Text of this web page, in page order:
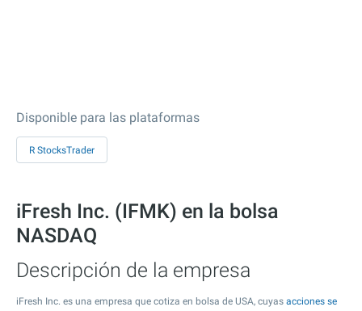
Disponible para las plataformas
R StocksTrader
iFresh Inc. (IFMK) en la bolsa
NASDAQ
Descripción de la empresa
iFresh Inc. es una empresa que cotiza en bolsa de USA, cuyas acciones se